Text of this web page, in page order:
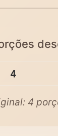
4